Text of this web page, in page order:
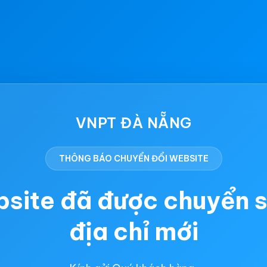
VNPT ĐÀ NẴNG
THÔNG BÁO CHUYỂN ĐỔI WEBSITE
đã được chuyển
địa chỉ mới